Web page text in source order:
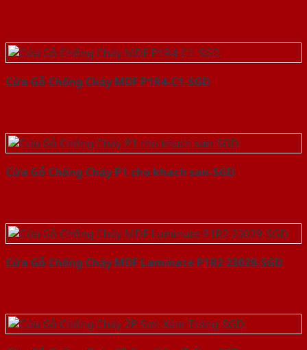
Cửa Gỗ Chống Cháy MDF P1R4-C1-SGD
Cửa Gỗ Chống Cháy P1 cho khach san-SGD
Cửa Gỗ Chống Cháy MDF Laminate P1R2 23029-SGD